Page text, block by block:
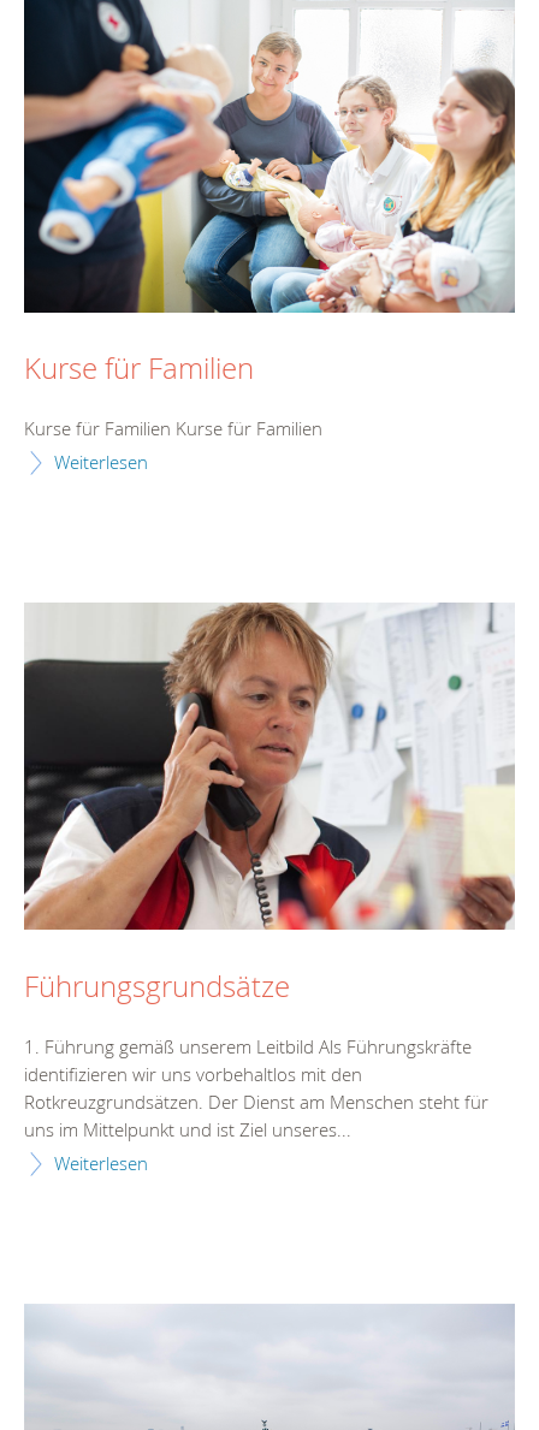
Kurse für Familien
Kurse für Familien Kurse für Familien
Weiterlesen
Führungsgrundsätze
1. Führung gemäß unserem Leitbild Als Führungskräfte
identifizieren wir uns vorbehaltlos mit den
Rotkreuzgrundsätzen. Der Dienst am Menschen steht für
uns im Mittelpunkt und ist Ziel unseres...
Weiterlesen